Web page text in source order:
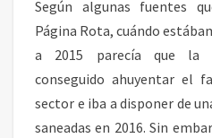
I
A
E
S
Según algunas fuentes
Página Rota, cuándo
a 2015 parecía que la
conseguido ahuyentar el
sector e iba a disponer de
saneadas en 2016. Sin